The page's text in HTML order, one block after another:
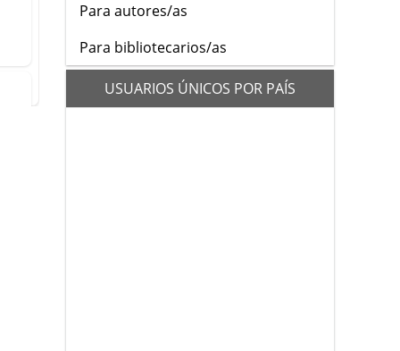
Para autores/as
Para bibliotecarios/as
flagsUSUARIOS ÚNICOS POR PAÍS